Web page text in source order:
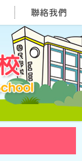
聯絡我們